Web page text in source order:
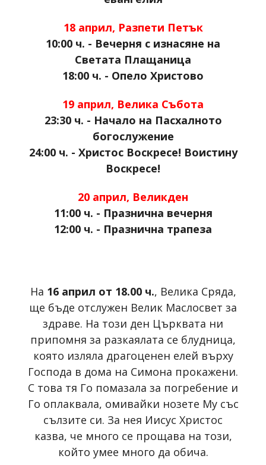
18 април, Разпети Петък
10:00 ч. - Вечерня с изнасяне на
Светата Плащаница
18:00 ч. - Опело Христово
19 април, Велика Събота
23:30 ч. - Начало на Пасхалното
богослужение
24:00 ч. - Христос Воскресе! Воистину
Воскресе!
20 април, Великден
11:00 ч. - Празнична вечерня
12:00 ч. - Празнична трапеза
На 16 април от 18.00 ч., Велика Сряда,
ще бъде отслужен Велик Маслосвет за
здраве. На този ден Църквата ни
припомня за разкаялата се блудница,
която изляла драгоценен елей върху
Господа в дома на Симона прокажени.
С това тя Го помазала за погребение и
Го оплаквала, омивайки нозете Му със
сълзите си. За нея Иисус Христос
казва, че много се прощава на този,
който умее много да обича.